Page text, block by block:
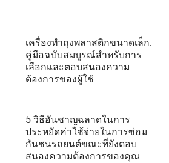
เครื่องทำถุงพลาสติกขนาดเล็ก:
คู่มือฉบับสมบูรณ์สำหรับการ
เลือกและตอบสนองความ
ต้องการของผู้ใช้
5 วิธีอันชาญฉลาดในการ
ประหยัดค่าใช้จ่ายในการซ่อม
กันชนรถยนต์ขณะที่ยังตอบ
สนองความต้องการของคุณ